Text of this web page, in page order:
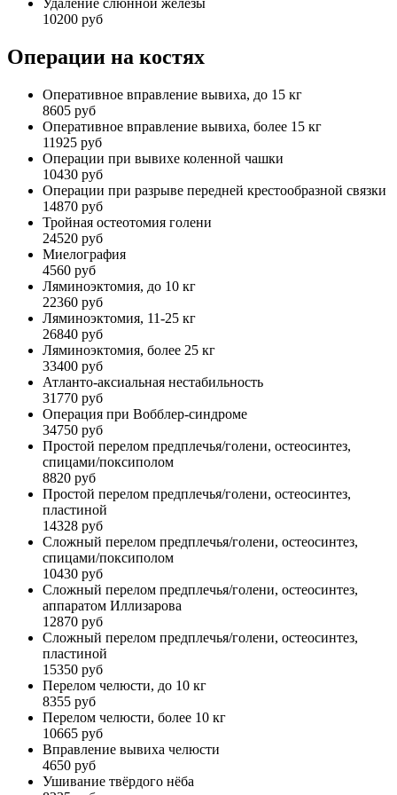
Удаление слюнной железы
10200 руб
Операции на костях
Оперативное вправление вывиха, до 15 кг
8605 руб
Оперативное вправление вывиха, более 15 кг
11925 руб
Операции при вывихе коленной чашки
10430 руб
Операции при разрыве передней крестообразной связки
14870 руб
Тройная остеотомия голени
24520 руб
Миелография
4560 руб
Ляминоэктомия, до 10 кг
22360 руб
Ляминоэктомия, 11-25 кг
26840 руб
Ляминоэктомия, более 25 кг
33400 руб
Атланто-аксиальная нестабильность
31770 руб
Операция при Вобблер-синдроме
34750 руб
Простой перелом предплечья/голени, остеосинтез,
спицами/поксиполом
8820 руб
Простой перелом предплечья/голени, остеосинтез,
пластиной
14328 руб
Сложный перелом предплечья/голени, остеосинтез,
спицами/поксиполом
10430 руб
Сложный перелом предплечья/голени, остеосинтез,
аппаратом Иллизарова
12870 руб
Сложный перелом предплечья/голени, остеосинтез,
пластиной
15350 руб
Перелом челюсти, до 10 кг
8355 руб
Перелом челюсти, более 10 кг
10665 руб
Вправление вывиха челюсти
4650 руб
Ушивание твёрдого нёба